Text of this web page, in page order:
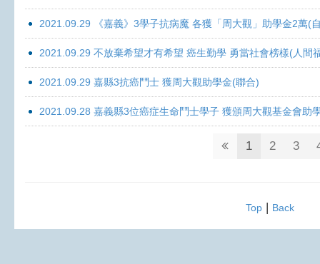
2021.09.29 《嘉義》3學子抗病魔 各獲「周大觀」助學金2萬(
2021.09.29 不放棄希望才有希望 癌生勤學 勇當社會榜樣(人間
2021.09.29 嘉縣3抗癌鬥士 獲周大觀助學金(聯合)
2021.09.28 嘉義縣3位癌症生命鬥士學子 獲頒周大觀基金會助
1 2 3
Top| Back